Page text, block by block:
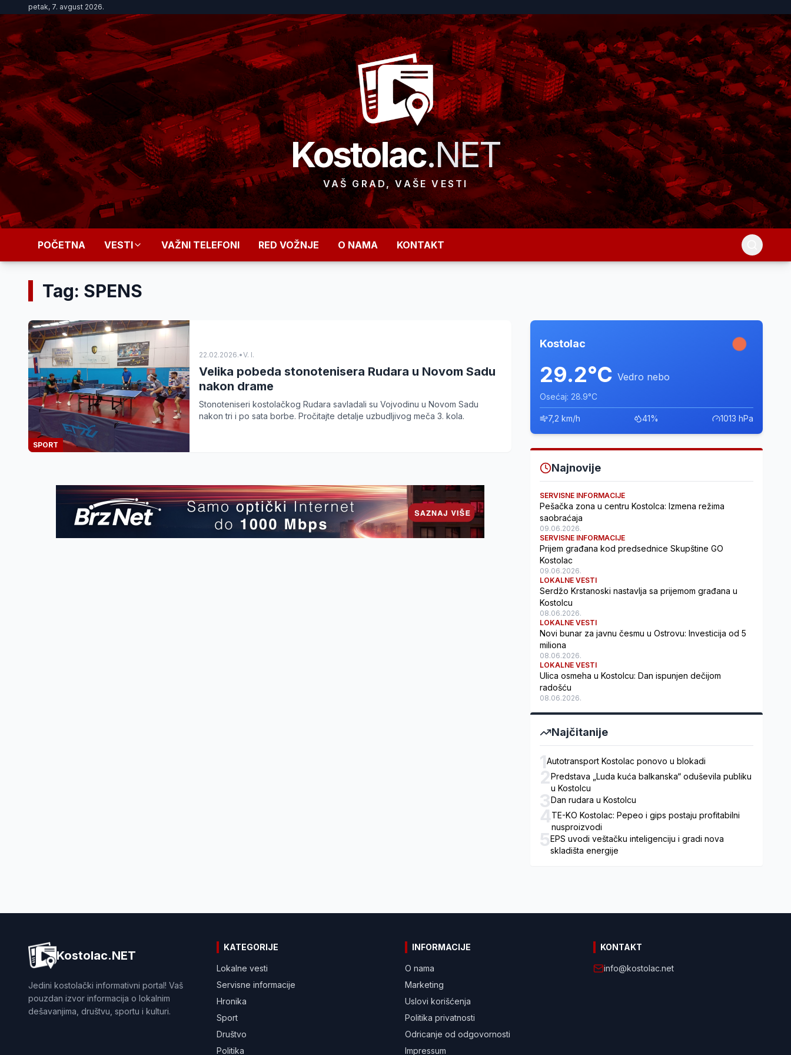
petak, 7. avgust 2026.
Kostolac.NET
VAŠ GRAD, VAŠE VESTI
POČETNA VESTI VAŽNI TELEFONI RED VOŽNJE O NAMA KONTAKT
Tag: SPENS
SPORT
22.02.2026.•V. I.
Velika pobeda stonotenisera Rudara u Novom Sadu
nakon drame
Stonoteniseri kostolačkog Rudara savladali su Vojvodinu u Novom Sadu
nakon tri i po sata borbe. Pročitajte detalje uzbudljivog meča 3. kola.
Kostolac
29.2°C Vedro nebo
Osećaj: 28.9°C
7,2 km/h 41% 1013 hPa
Najnovije
SERVISNE INFORMACIJE
Pešačka zona u centru Kostolca: Izmena režima
saobraćaja
09.06.2026.
SERVISNE INFORMACIJE
Prijem građana kod predsednice Skupštine GO
Kostolac
09.06.2026.
LOKALNE VESTI
Serdžo Krstanoski nastavlja sa prijemom građana u
Kostolcu
08.06.2026.
LOKALNE VESTI
Novi bunar za javnu česmu u Ostrovu: Investicija od 5
miliona
08.06.2026.
LOKALNE VESTI
Ulica osmeha u Kostolcu: Dan ispunjen dečijom
radošću
08.06.2026.
Najčitanije
1Autotransport Kostolac ponovo u blokadi
2Predstava „Luda kuća balkanska“ oduševila publiku
u Kostolcu
3Dan rudara u Kostolcu
4TE-KO Kostolac: Pepeo i gips postaju profitabilni
nusproizvodi
5EPS uvodi veštačku inteligenciju i gradi nova
skladišta energije
Kostolac.NET
Jedini kostolački informativni portal! Vaš
pouzdan izvor informacija o lokalnim
dešavanjima, društvu, sportu i kulturi.
KATEGORIJE
Lokalne vesti
Servisne informacije
Hronika
Sport
Društvo
Politika
INFORMACIJE
O nama
Marketing
Uslovi korišćenja
Politika privatnosti
Odricanje od odgovornosti
Impressum
KONTAKT
info@kostolac.net